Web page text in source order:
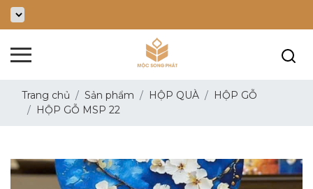
Trang chủ Sản phẩm HỘP QUÀ
HỘP GỖ
HỘP GỖ MSP 22